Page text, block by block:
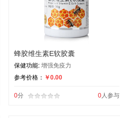
蜂胶维生素E软胶囊
保健功能: 增强免疫力
参考价格： ￥0.00
0人参与
0分